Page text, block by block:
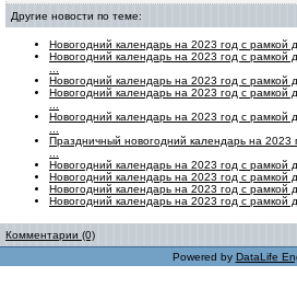
Другие новости по теме:
Новогодний календарь на 2023 год с рамкой
Новогодний календарь на 2023 год с рамкой
Новогодний календарь на 2023 год с рамкой
Новогодний календарь на 2023 год с
Новогодний календарь на 2023 год с рамкой
Праздничный новогодний календарь на
Новогодний календарь на 2023 год с рамкой
Новогодний календарь на 2023 год с
Новогодний календарь на 2023 год с рамкой
Новогодний календарь на 2023 год с рамкой
Комментарии (0)
Powered by DataLife